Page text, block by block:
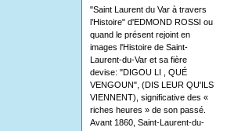
"Saint Laurent du Var à travers
l’Histoire" d'EDMOND ROSSI ou
quand le présent rejoint en
images l'Histoire de Saint-
Laurent-du-Var et sa fière
devise: "DIGOU LI , QUÉ
VENGOUN", (DIS LEUR QU'ILS
VIENNENT), significative des «
riches heures » de son passé.
Avant 1860, Saint-Laurent-du-